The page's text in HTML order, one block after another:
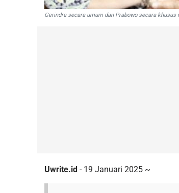
Gerindra secara umum dan Prabowo secara
Uwrite.id - 19 Januari 2025 ~